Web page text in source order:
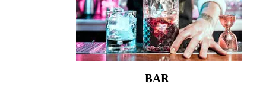
BAR